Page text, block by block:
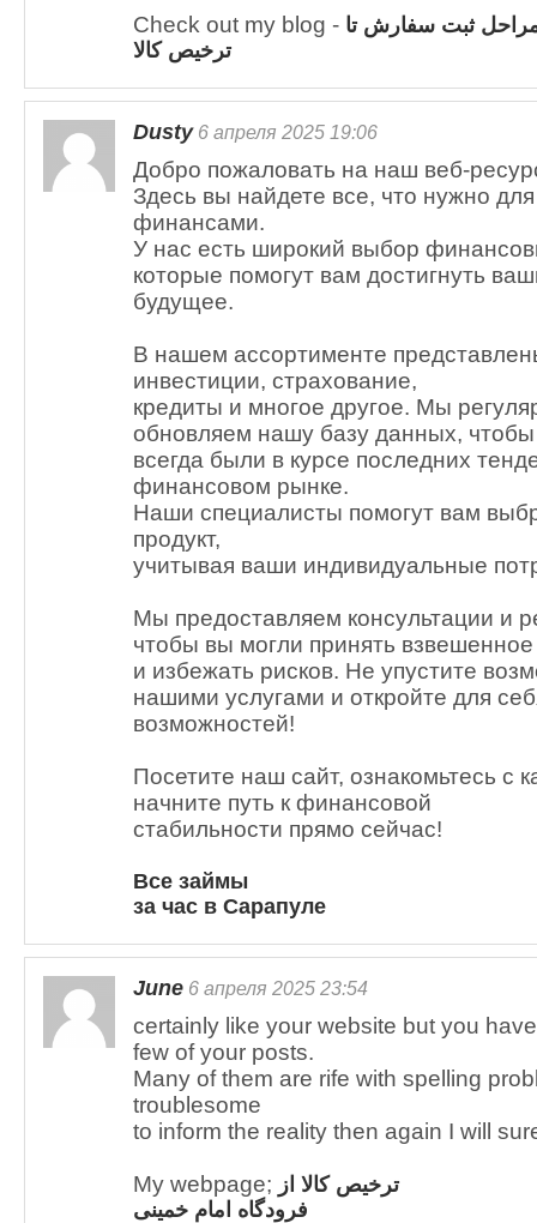
Check out my blog - ثبت سفارش تا
ترخیص کالا
Dusty6 апреля 2025 19:06
Добро пожаловать на наш веб-
Здесь вы найдете все, что нужно
финансами.
У нас есть широкий выбор
которые помогут вам достигнуть
будущее.
В нашем ассортименте
инвестиции, страхование,
кредиты и многое другое. Мы
обновляем нашу базу данных,
всегда были в курсе последних
финансовом рынке.
Наши специалисты помогут вам
продукт,
учитывая ваши индивидуальные
Мы предоставляем консультации и
чтобы вы могли принять
и избежать рисков. Не упустите
нашими услугами и откройте для
возможностей!
Посетите наш сайт, ознакомьтесь с
начните путь к финансовой
стабильности прямо сейчас!
Все займы
за час в Сарапуле
June 6 апреля 2025 23:54
certainly like your website but you
few of your posts.
Many of them are rife with spelling
troublesome
to inform the reality then again I will
My webpage; ترخیص کالا از
فرودگاه امام خمینی